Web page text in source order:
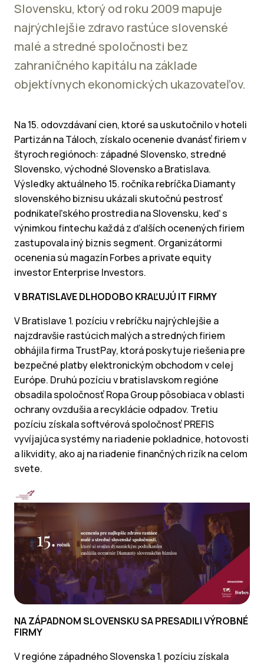
Slovensku, ktorý od roku 2009 mapuje
najrýchlejšie zdravo rastúce slovenské
malé a stredné spoločnosti bez
zahraničného kapitálu na základe
objektívnych ekonomických ukazovateľov.
Na 15. odovzdávaní cien, ktoré sa uskutočnilo v hoteli
Partizán na Táloch, získalo ocenenie dvanásť firiem v
štyroch regiónoch: západné Slovensko, stredné
Slovensko, východné Slovensko a Bratislava.
Výsledky aktuálneho 15. ročníka rebríčka Diamanty
slovenského biznisu ukázali skutočnú pestrosť
podnikateľského prostredia na Slovensku, keď s
výnimkou fintechu každá z ďalších ocenených firiem
zastupovala iný biznis segment. Organizátormi
ocenenia sú magazín Forbes a private equity
investor Enterprise Investors.
V BRATISLAVE DLHODOBO KRAĽUJÚ IT FIRMY
V Bratislave 1. pozíciu v rebríčku najrýchlejšie a
najzdravšie rastúcich malých a stredných firiem
obhájila firma TrustPay, ktorá poskytuje riešenia pre
bezpečné platby elektronickým obchodom v celej
Európe. Druhú pozíciu v bratislavskom regióne
obsadila spoločnosť Ropa Group pôsobiaca v oblasti
ochrany ovzdušia a recyklácie odpadov. Tretiu
pozíciu získala softvérová spoločnosť PREFIS
vyvíjajúca systémy na riadenie pokladnice, hotovosti
a likvidity, ako aj na riadenie finančných rizík na celom
svete.
NA ZÁPADNOM SLOVENSKU SA PRESADILI VÝROBNÉ
FIRMY
V regióne západného Slovenska 1. pozíciu získala